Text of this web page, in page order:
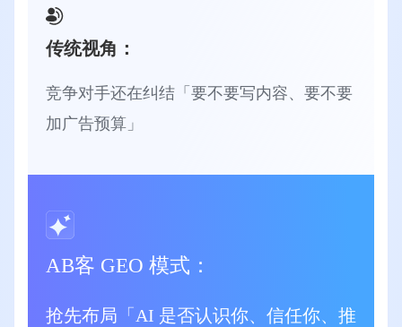
传统视角：
竞争对手还在纠结「要不要写内容、要不要
加广告预算」
AB客 GEO 模式：
抢先布局「AI 是否认识你、信任你、推